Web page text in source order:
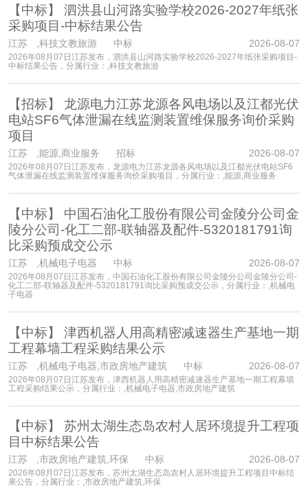
【中标】 泗洪县山河路实验学校2026-2027年纸张
采购项目-中标结果公告
江苏 ,科技文教旅游 中标 2026-08-07
2026年08月07日江苏发布，泗洪县山河路实验学校2026-2027年纸张采购项目-
中标结果公告，分属行业：,科技文教旅游
【招标】 龙源电力江苏龙源各风电场以及江都光伏
电站SF6气体泄漏在线监测装置维保服务询价采购
项目
江苏 ,能源,商业服务 招标 2026-08-07
2026年08月07日江苏发布，龙源电力江苏龙源各风电场以及江都光伏电站SF6
气体泄漏在线监测装置维保服务询价采购项目，分属行业：,能源,商业服务
【中标】 中国石油化工股份有限公司金陵分公司金
陵分公司-化工二部-联轴器及配件-5320181791询
比采购预成交公示
江苏 ,机械电子电器 中标 2026-08-07
2026年08月07日江苏发布，中国石油化工股份有限公司金陵分公司金陵分公司-
化工二部-联轴器及配件-5320181791询比采购预成交公示，分属行业：,机械电
子电器
【中标】 津西机器人用高精密减速器生产基地一期
工程幕墙工程采购结果公示
江苏 ,机械电子电器,市政房地产建筑 中标 2026-08-07
2026年08月07日江苏发布，津西机器人用高精密减速器生产基地一期工程幕墙
工程采购结果公示，分属行业：,机械电子电器,市政房地产建筑
【中标】 苏州太湖生态岛农村人居环境提升工程项
目中标结果公告
江苏 ,市政房地产建筑,环保 中标 2026-08-07
2026年08月07日江苏发布，苏州太湖生态岛农村人居环境提升工程项目中标结
果公告，分属行业：,市政房地产建筑,环保